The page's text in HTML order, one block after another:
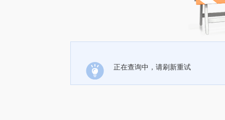
正在查询中，请刷新重试